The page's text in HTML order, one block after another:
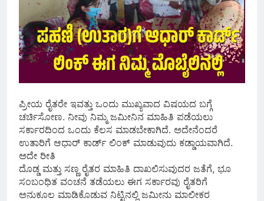
ಪ್ರೀಯ ರೈತರೇ ಇವತ್ತು ಒಂದು ಮುಖ್ಯವಾದ ವಿಷಯದ ಬಗ್ಗೆ
ಚರ್ಚಿಸೋಣ. ನೀವು ನಿಮ್ಮ ಜಮೀನಿನ ಮಾಹಿತಿ ಪಡೆಯಲು
ಸರ್ಕಾರದಿಂದ ಒಂದು ಕೆಲಸ ಮಾಡಬೇಕಾಗಿದೆ. ಅದೇನೆಂದರೆ
ಉತಾರಿಗೆ ಆಧಾರ್ ಕಾರ್ಡ್ ಲಿಂಕ್ ಮಾಡುವುದು ಕಡ್ಡಾಯವಾಗಿದೆ.
ಅದೇ ರೀತಿ
ದೊಡ್ಡ ಮತ್ತು ಸಣ್ಣ ರೈತರ ಮಾಹಿತಿ ದಾಖಲಿಸುವುದರ ಜತೆಗೆ, ಭೂ
ಸಂಬಂಧಿತ ವಂಚನೆ ತಡೆಯಲು ಈಗ ಸರ್ಕಾರವು ರೈತರಿಗೆ
ಅನುಕೂಲ ಮಾಡಿಕೊಡುವ ನಿಟ್ಟಿನಲ್ಲಿ ಜಮೀನು ಮಾಲೀಕರ